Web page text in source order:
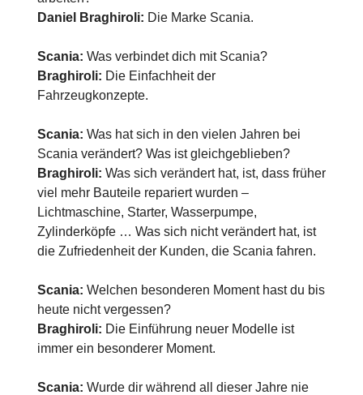
Daniel Braghiroli: Die Marke Scania.
Scania: Was verbindet dich mit Scania?
Braghiroli: Die Einfachheit der
Fahrzeugkonzepte.
Scania: Was hat sich in den vielen Jahren bei
Scania verändert? Was ist gleichgeblieben?
Braghiroli: Was sich verändert hat, ist, dass früher
viel mehr Bauteile repariert wurden –
Lichtmaschine, Starter, Wasserpumpe,
Zylinderköpfe … Was sich nicht verändert hat, ist
die Zufriedenheit der Kunden, die Scania fahren.
Scania: Welchen besonderen Moment hast du bis
heute nicht vergessen?
Braghiroli: Die Einführung neuer Modelle ist
immer ein besonderer Moment.
Scania: Wurde dir während all dieser Jahre nie